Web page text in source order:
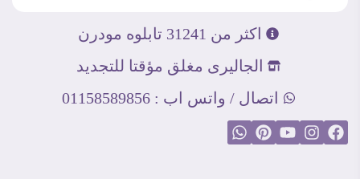
اكثر من 31241 تابلوه مودرن
الجاليرى مغلق مؤقتا للتجديد
اتصال / واتس اب : 01158589856